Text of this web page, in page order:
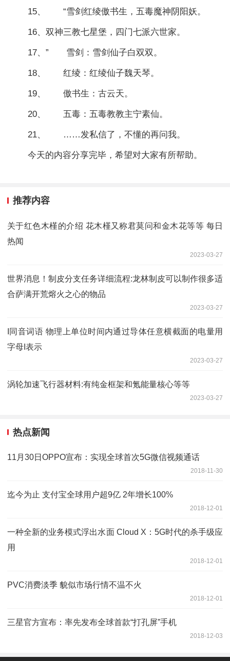
15、 “雪剑红绫傲书生，五毒魔神阴阳妖。
16、双神三教七星堡，四门七派六世家。
17、” 雪剑：雪剑仙子白双双。
18、 红绫：红绫仙子魏天琴。
19、 傲书生：古云天。
20、 五毒：五毒教教主宁素仙。
21、 ……发私信了，不懂的再问我。
今天的内容分享完毕，希望对大家有所帮助。
推荐内容
关于红色木槿的介绍 花木槿又称君莫问和金木花等等 每日
热闻
2023-03-27
世界消息！制皮分支任务详细流程:龙林制皮可以制作很多适
合萨满开荒熔火之心的物品
2023-03-27
I同音词语 物理上单位时间内通过导体任意横截面的电量用
字母I表示
2023-03-27
涡轮加速飞行器材料:有纯金框架和氪能量核心等等
2023-03-27
热点新闻
11月30日OPPO宣布：实现全球首次5G微信视频通话
2018-11-30
迄今为止 支付宝全球用户超9亿 2年增长100%
2018-12-01
一种全新的业务模式浮出水面 Cloud X：5G时代的杀手级应
用
2018-12-01
PVC消费淡季 貌似市场行情不温不火
2018-12-01
三星官方宣布：率先发布全球首款“打孔屏”手机
2018-12-03